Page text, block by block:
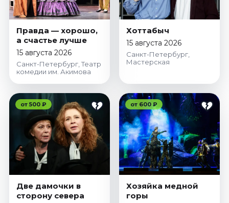
Правда — хорошо,
а счастье лучше
15 августа 2026
Санкт-Петербург, Театр
комедии им. Акимова
Хоттабыч
15 августа 2026
Санкт-Петербург,
Мастерская
от 500 ₽
Две дамочки в
сторону севера
от 600 ₽
Хозяйка медной
горы